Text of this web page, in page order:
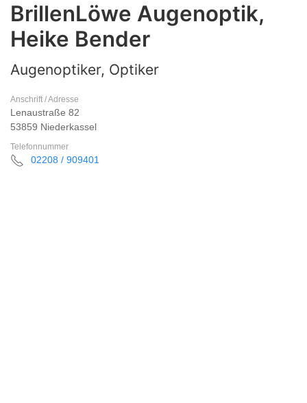
BrillenLöwe Augenoptik,
Heike Bender
Augenoptiker, Optiker
Anschrift / Adresse
Lenaustraße 82
53859 Niederkassel
Telefonnummer
02208 / 909401